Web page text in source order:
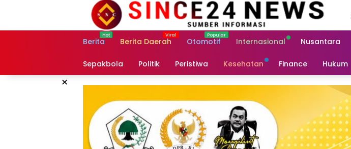
Berita
Berita Daerah Otomotif Internasional Nusantara
Sepakbola Politik Peristiwa Kesehatan Finance Hukum
×